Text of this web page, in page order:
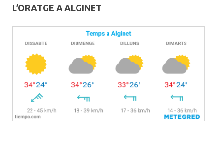
L’ORATGE A ALGINET